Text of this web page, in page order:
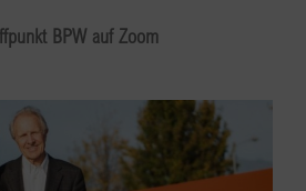
BPW auf Zoom